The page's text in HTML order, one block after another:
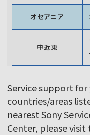
オセアニア
中近東
Service support
countries/areas
nearest Sony
Center, please